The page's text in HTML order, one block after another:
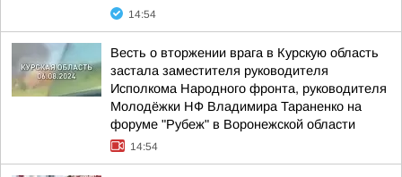
14:54
Весть о вторжении врага в Курскую область
застала заместителя руководителя
Исполкома Народного фронта, руководителя
Молодёжки НФ Владимира Тараненко на
форуме "Рубеж" в Воронежской области
14:54